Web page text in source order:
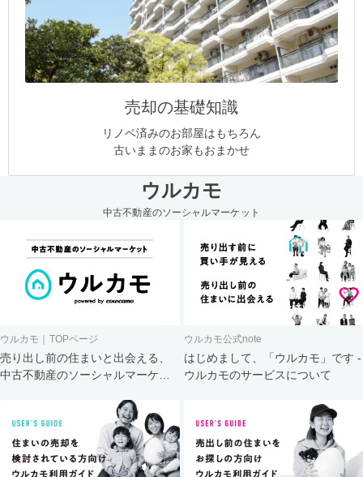
売却の基礎知識
リノベ済みのお部屋はもちろん
古いままのお家もおまかせ
ウルカモ
中古不動産のソーシャルマーケット
ウルカモ｜TOPページ
売り出し前の住まいと出会える、
中古不動産のソーシャルマーケッ
ウルカモ公式note
はじめまして、「ウルカモ」です -
ウルカモのサービスについて